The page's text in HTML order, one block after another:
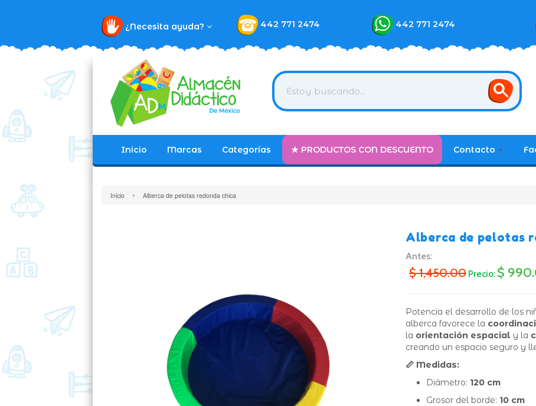
¿Necesita ayuda? 442 771 2474 442 771 2474
Inicio Marcas Categorías ★ PRODUCTOS CON DESCUENTO Contacto
Inicio › Alberca de pelotas redonda chica
Alberca de pelotas
Antes:
$ 1,450.00 Precio: $
Potencia el desarrollo de los
alberca favorece la
la orientación espacial y la
creando un espacio seguro y
📏 Medidas:
Diámetro: 120 cm
Grosor del borde: 10 cm